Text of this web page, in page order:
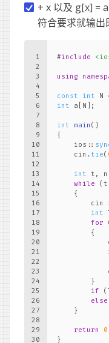
+ x 以及 g[x] =
符合要求就输出
1
2
3
4
5
6
7
8
9
10
11
12
13
14
15
16
17
18
19
20
21
22
23
24
25
26
27
28
29
30
#include
using
const int N
int a[N];
int main ()
{
    ios::
    cin.
tie(
int t,
while (t
    {
cin
int
for
        {
        }
if
else
    }
return 0
}